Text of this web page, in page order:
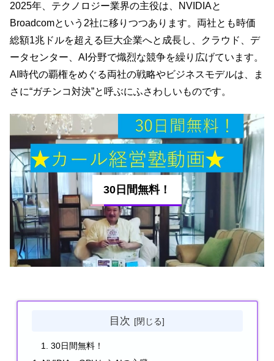
2025年、テクノロジー業界の主役は、NVIDIAと
Broadcomという2社に移りつつあります。両社とも時価
総額1兆ドルを超える巨大企業へと成長し、クラウド、デ
ータセンター、AI分野で熾烈な競争を繰り広げています。
AI時代の覇権をめぐる両社の戦略やビジネスモデルは、ま
さに“ガチンコ対決”と呼ぶにふさわしいものです。
30日間無料！
目次
30日間無料！